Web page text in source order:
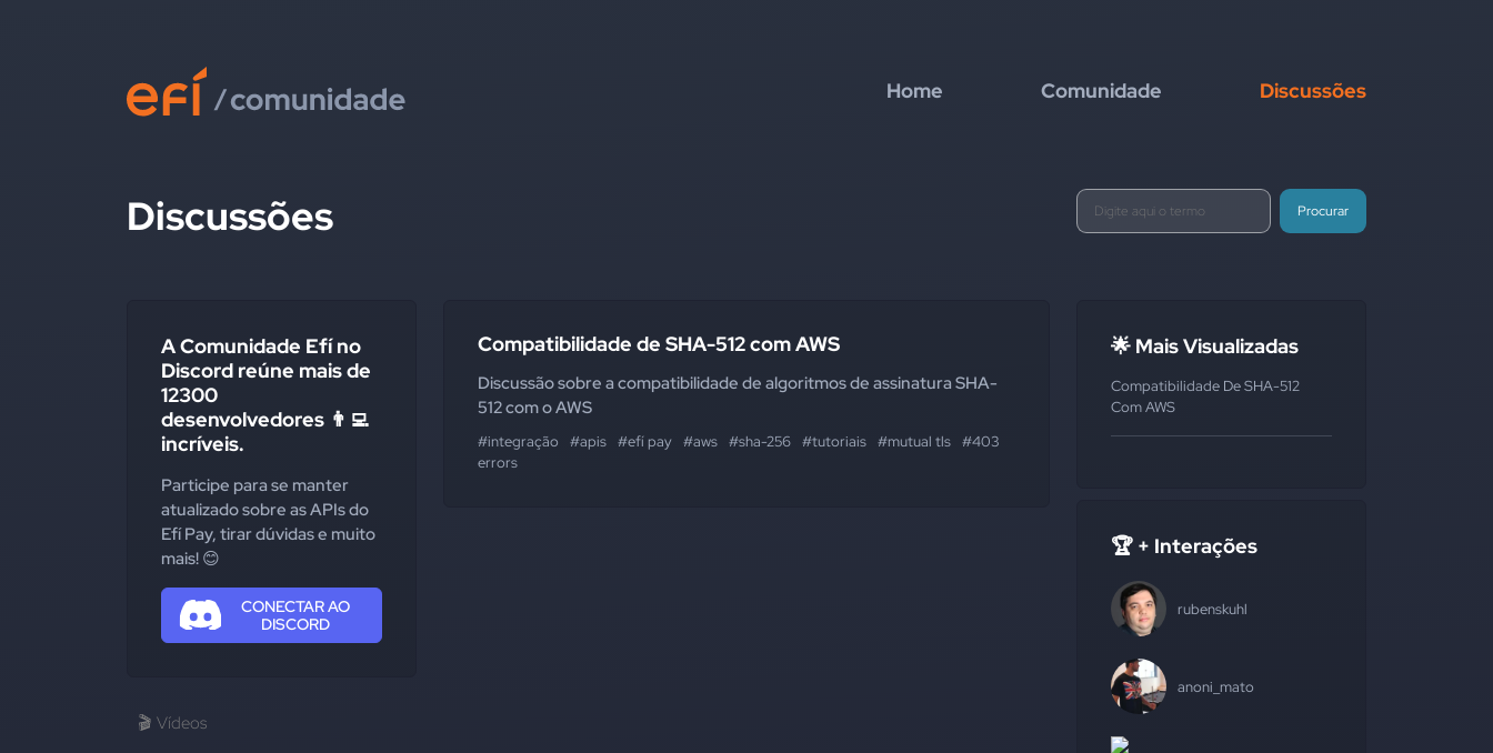
Home Comunidade Discussões
Discussões Procurar
A Comunidade Efí no
Discord reúne mais de
12300
desenvolvedores 👨‍💻
incríveis.
Participe para se manter
atualizado sobre as APIs do
Efí Pay, tirar dúvidas e muito
mais! 😊
CONECTAR AO
DISCORD
🎬 Vídeos
Compatibilidade de SHA-512 com AWS
Discussão sobre a compatibilidade de algoritmos de assinatura SHA-
512 com o AWS
#integração #apis #efí pay #aws #sha-256 #tutoriais #mutual tls #403
errors
🌟 Mais Visualizadas
Compatibilidade De SHA-512
Com AWS
🏆 + Interações
rubenskuhl
anoni_mato